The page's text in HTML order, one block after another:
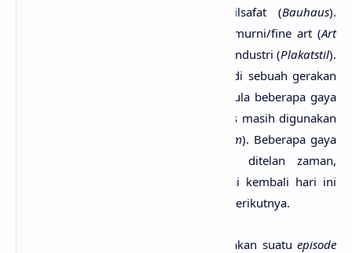
berdasarkan landasan moral dan filsafat (Bauhaus).
Beberapa gaya dipengaruhi oleh seni murni/fine art (Art
), atau ada yang terpengaruhi oleh industri (Plakatstil).
Beberapa gaya nasional bahkan menjadi sebuah gerakan
). Namun, ada pula beberapa gaya
yang bertahan hingga saat ini dan terus masih digunakan
Constructivism, Expressionism, Surrealism). Beberapa gaya
tidak mampu bertahan dan hilang ditelan zaman,
beberapa gaya dihidupkan dan dipakai kembali hari ini
dan bahkan dimodifikasi oleh generasi berikutnya.
merupakan suatuepisode